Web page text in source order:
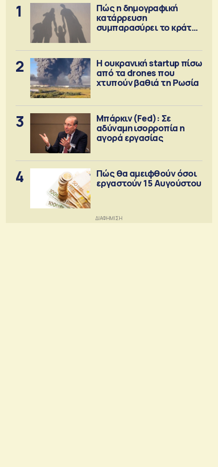
1
Πώς η δημογραφική
κατάρρευση
συμπαρασύρει το κράτος
2
Η ουκρανική startup πίσω
από τα drones που
χτυπούν βαθιά τη Ρωσία
3
Μπάρκιν (Fed): Σε
αδύναμη ισορροπία η
αγορά εργασίας
4
Πώς θα αμειφθούν όσοι
εργαστούν 15 Αυγούστου